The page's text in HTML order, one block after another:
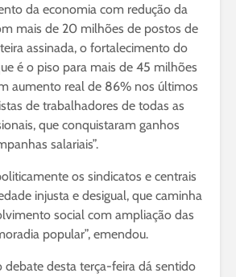
da economia com redução da
mais de 20 milhões de postos de
assinada, o fortalecimento do
é o piso para mais de 45 milhões
aumento real de 86% nos últimos
de trabalhadores de todas as
que conquistaram ganhos
salariais”.
os sindicatos e centrais
injusta e desigual, que caminha
social com ampliação das
popular”, emendou.
debate desta terça-feira dá sentido